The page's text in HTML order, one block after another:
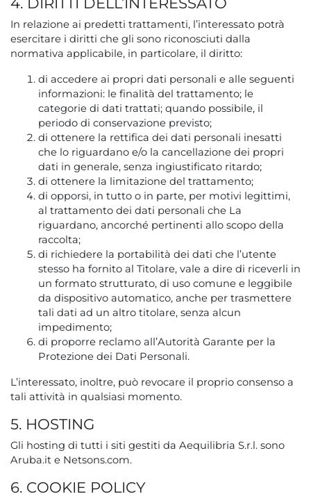
In relazione ai predetti trattamenti, l’interessato potrà
esercitare i diritti che gli sono riconosciuti dalla
normativa applicabile, in particolare, il diritto:
di accedere ai propri dati personali e alle seguenti
informazioni: le finalità del trattamento; le
categorie di dati trattati; quando possibile, il
periodo di conservazione previsto;
di ottenere la rettifica dei dati personali inesatti
che lo riguardano e/o la cancellazione dei propri
dati in generale, senza ingiustificato ritardo;
di ottenere la limitazione del trattamento;
di opporsi, in tutto o in parte, per motivi legittimi,
al trattamento dei dati personali che La
riguardano, ancorché pertinenti allo scopo della
raccolta;
di richiedere la portabilità dei dati che l’utente
stesso ha fornito al Titolare, vale a dire di riceverli in
un formato strutturato, di uso comune e leggibile
da dispositivo automatico, anche per trasmettere
tali dati ad un altro titolare, senza alcun
impedimento;
di proporre reclamo all’Autorità Garante per la
Protezione dei Dati Personali.
L’interessato, inoltre, può revocare il proprio consenso a
tali attività in qualsiasi momento.
5. HOSTING
Gli hosting di tutti i siti gestiti da Aequilibria S.r.l. sono
Aruba.it e Netsons.com.
6. COOKIE POLICY